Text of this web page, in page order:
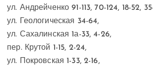
ул. Андрейченко 91-113, 70-124, 18-52,
ул. Геологическая 34-64,
ул. Сахалинская 1а-33, 4-26,
пер. Крутой 1-15, 2-24,
ул. Покровская 1-33, 2-16,